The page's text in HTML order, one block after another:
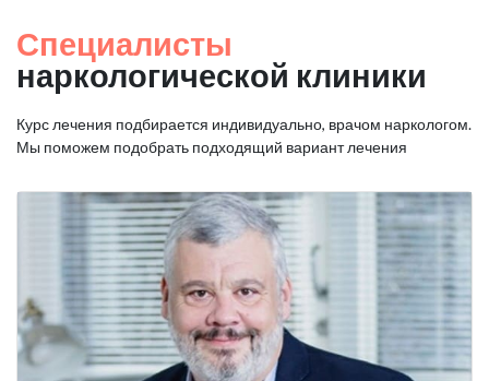
Специалисты
наркологической клиники
Курс лечения подбирается индивидуально, врачом наркологом.
Мы поможем подобрать подходящий вариант лечения